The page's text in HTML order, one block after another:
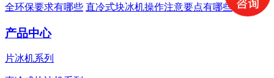
全环保要求有哪些 直冷式块冰机操作注意要点有哪些
产品中心
片冰机系列